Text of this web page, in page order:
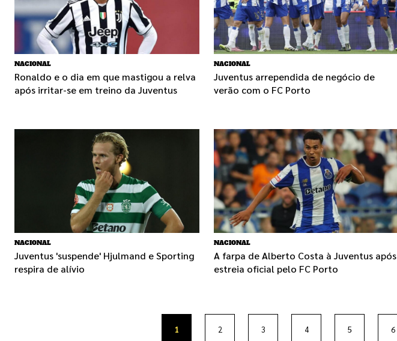
NACIONAL
Ronaldo e o dia em que mastigou a relva
após irritar-se em treino da Juventus
NACIONAL
Juventus arrependida de negócio de
verão com o FC Porto
NACIONAL
Juventus 'suspende' Hjulmand e Sporting
respira de alívio
NACIONAL
A farpa de Alberto Costa à Juventus após
estreia oficial pelo FC Porto
1 2 3 4 5 6